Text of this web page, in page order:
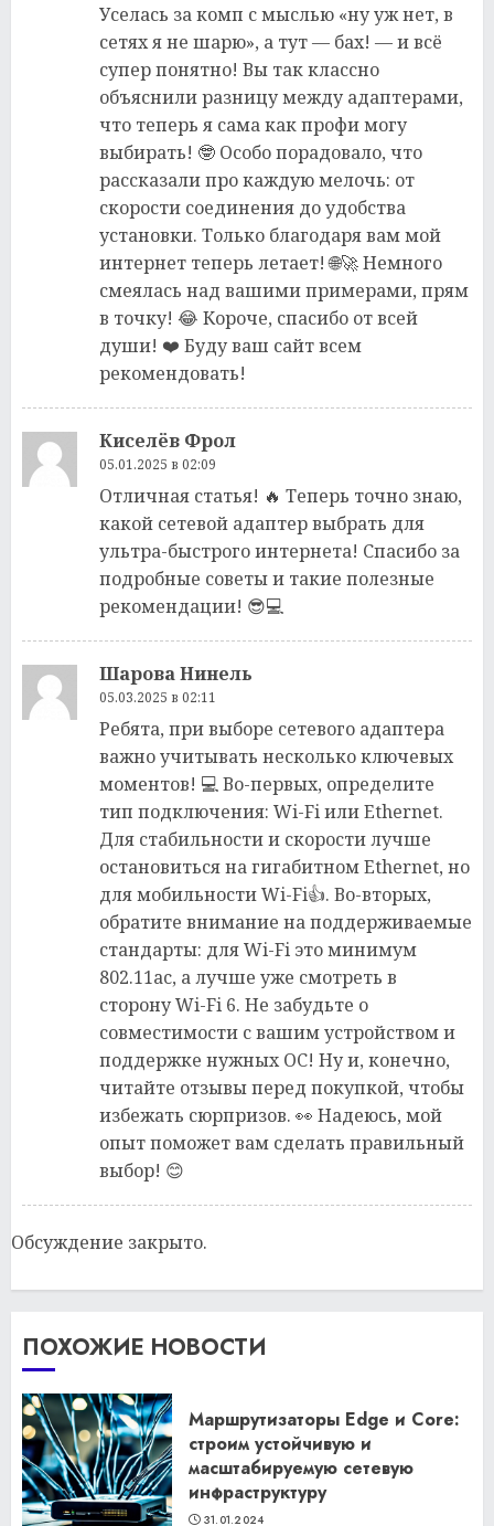
Уселась за комп с мыслью «ну уж нет, в
сетях я не шарю», а тут — бах! — и всё
супер понятно! Вы так классно
объяснили разницу между адаптерами,
что теперь я сама как профи могу
выбирать! 🤓 Особо порадовало, что
рассказали про каждую мелочь: от
скорости соединения до удобства
установки. Только благодаря вам мой
интернет теперь летает! 🌐🚀 Немного
смеялась над вашими примерами, прям
в точку! 😂 Короче, спасибо от всей
души! ❤️ Буду ваш сайт всем
рекомендовать!
Киселёв Фрол
05.01.2025 в 02:09
Отличная статья! 🔥 Теперь точно знаю,
какой сетевой адаптер выбрать для
ультра-быстрого интернета! Спасибо за
подробные советы и такие полезные
рекомендации! 😎💻
Шарова Нинель
05.03.2025 в 02:11
Ребята, при выборе сетевого адаптера
важно учитывать несколько ключевых
моментов! 💻 Во-первых, определите
тип подключения: Wi-Fi или Ethernet.
Для стабильности и скорости лучше
остановиться на гигабитном Ethernet, но
для мобильности Wi-Fi👍. Во-вторых,
обратите внимание на поддерживаемые
стандарты: для Wi-Fi это минимум
802.11ac, а лучше уже смотреть в
сторону Wi-Fi 6. Не забудьте о
совместимости с вашим устройством и
поддержке нужных ОС! Ну и, конечно,
читайте отзывы перед покупкой, чтобы
избежать сюрпризов. 👀 Надеюсь, мой
опыт поможет вам сделать правильный
выбор! 😊
Обсуждение закрыто.
ПОХОЖИЕ НОВОСТИ
Маршрутизаторы Edge и Core:
строим устойчивую и
масштабируемую сетевую
инфраструктуру
31.01.2024